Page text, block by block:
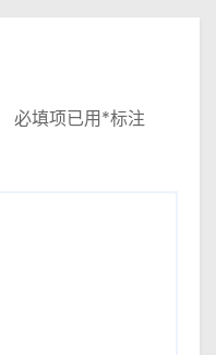
必填项已用*标注